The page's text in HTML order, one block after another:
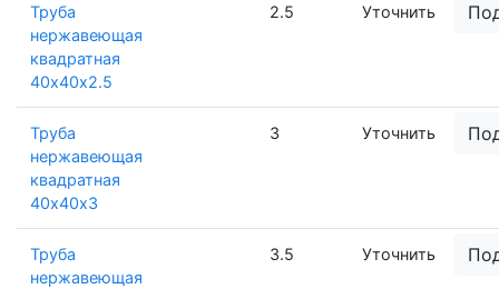
Труба
нержавеющая
квадратная
40х40х2.5
2.5 Уточнить
Труба
нержавеющая
квадратная
40х40х3
3 Уточнить
Труба
нержавеющая
3.5 Уточнить